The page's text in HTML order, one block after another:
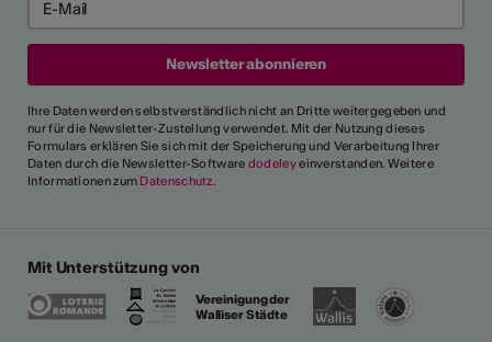
Ihre Daten werden selbstverständlich nicht an Dritte weitergegeben und
nur für die Newsletter-Zustellung verwendet. Mit der Nutzung dieses
Formulars erklären Sie sich mit der Speicherung und Verarbeitung Ihrer
Daten durch die Newsletter-Software dodeleyeinverstanden. Weitere
Informationen zum Datenschutz.
Mit Unterstützung von
Vereinigung der
Walliser Städte